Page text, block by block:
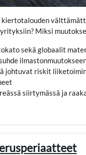
kiertotalouden
Miksi
sekä globaalit
johtuvat riskit
siirtymässä ja